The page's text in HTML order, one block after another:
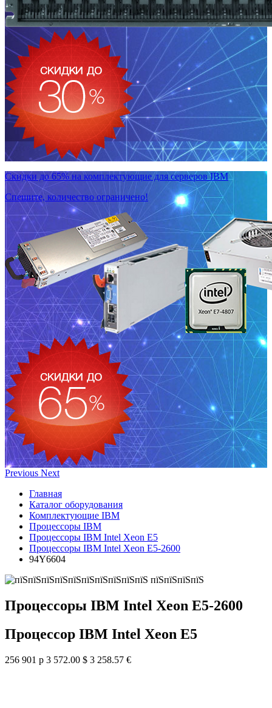
Скидки до 65% на комплектующие для серверов IBM
Спешите, количество ограничено!
Previous Next
Главная
Каталог оборудования
Комплектующие IBM
Процессоры IBM
Процессоры IBM Intel Xeon E5
Процессоры IBM Intel Xeon E5-2600
94Y6604
Процессоры IBM Intel Xeon E5-2600
Процессор IBM Intel Xeon E5
256 901 р 3 572.00 $ 3 258.57 €